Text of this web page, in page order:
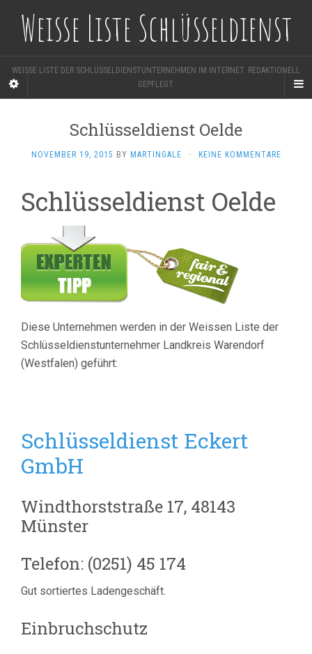
Weisse Liste Schlüsseldienst
WEISSE LISTE DER SCHLÜSSELDIENSTUNTERNEHMEN IM INTERNET. REDAKTIONELL
GEPFLEGT.
Schlüsseldienst Oelde
NOVEMBER 19, 2015 BY MARTINGALE · KEINE KOMMENTARE
Schlüsseldienst Oelde
Diese Unternehmen werden in der Weissen Liste der
Schlüsseldienstunternehmer Landkreis Warendorf
(Westfalen) geführt:
Schlüsseldienst Eckert
GmbH
Windthorststraße 17, 48143
Münster
Telefon: (0251) 45 174
Gut sortiertes Ladengeschäft.
Einbruchschutz